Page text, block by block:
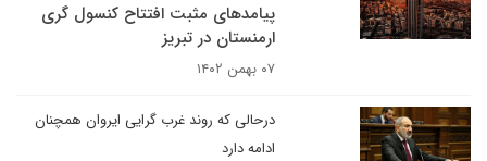
پیامدهای مثبت افتتاح کنسول گری
ارمنستان در تبریز
۰۷ بهمن ۱۴۰۲
درحالی که روند غرب گرایی ایروان همچنان
ادامه دارد